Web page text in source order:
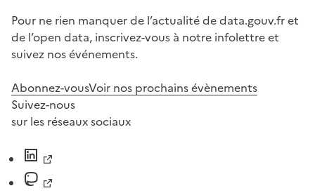
Pour ne rien manquer de l’actualité de data.gouv.fr et
de l’open data, inscrivez-vous à notre infolettre et
suivez nos événements.
Abonnez-vousVoir nos prochains évènements
Suivez-nous
sur les réseaux sociaux